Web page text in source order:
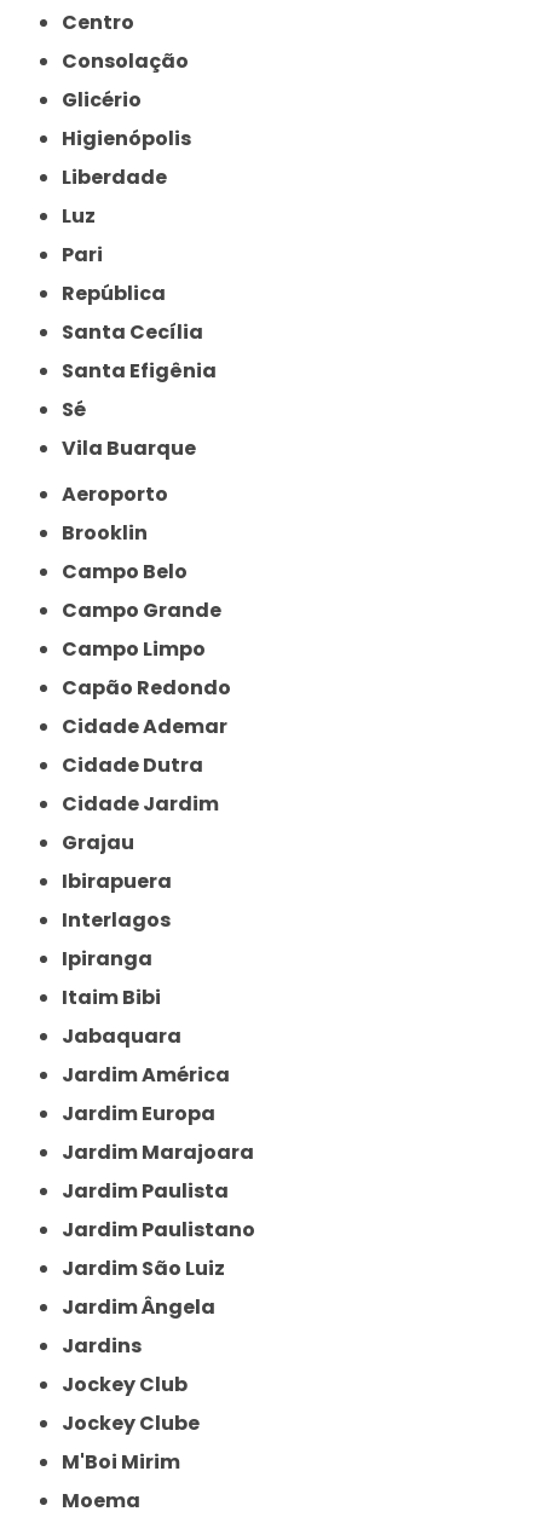
Centro
Consolação
Glicério
Higienópolis
Liberdade
Luz
Pari
República
Santa Cecília
Santa Efigênia
Sé
Vila Buarque
Aeroporto
Brooklin
Campo Belo
Campo Grande
Campo Limpo
Capão Redondo
Cidade Ademar
Cidade Dutra
Cidade Jardim
Grajau
Ibirapuera
Interlagos
Ipiranga
Itaim Bibi
Jabaquara
Jardim América
Jardim Europa
Jardim Marajoara
Jardim Paulista
Jardim Paulistano
Jardim São Luiz
Jardim Ângela
Jardins
Jockey Club
Jockey Clube
M'Boi Mirim
Moema